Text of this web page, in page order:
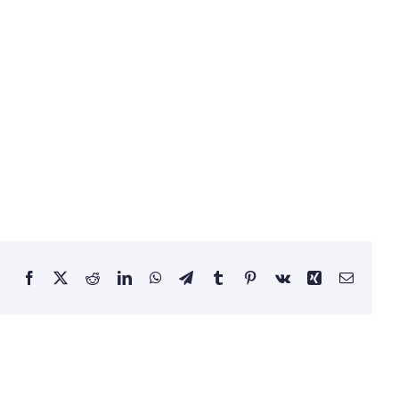
Facebook RedditLinkedInWhatsApp
TelegramTumblrPinterestVk Xing Email